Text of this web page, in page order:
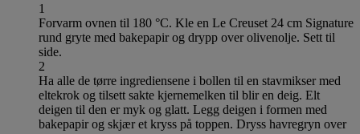
1
Forvarm ovnen til 180 °C. Kle en Le Creuset 24 cm Signature
rund gryte med bakepapir og drypp over olivenolje. Sett til
side.
2
Ha alle de tørre ingrediensene i bollen til en stavmikser med
eltekrok og tilsett sakte kjernemelken til blir en deig. Elt
deigen til den er myk og glatt. Legg deigen i formen med
bakepapir og skjær et kryss på toppen. Dryss havregryn over